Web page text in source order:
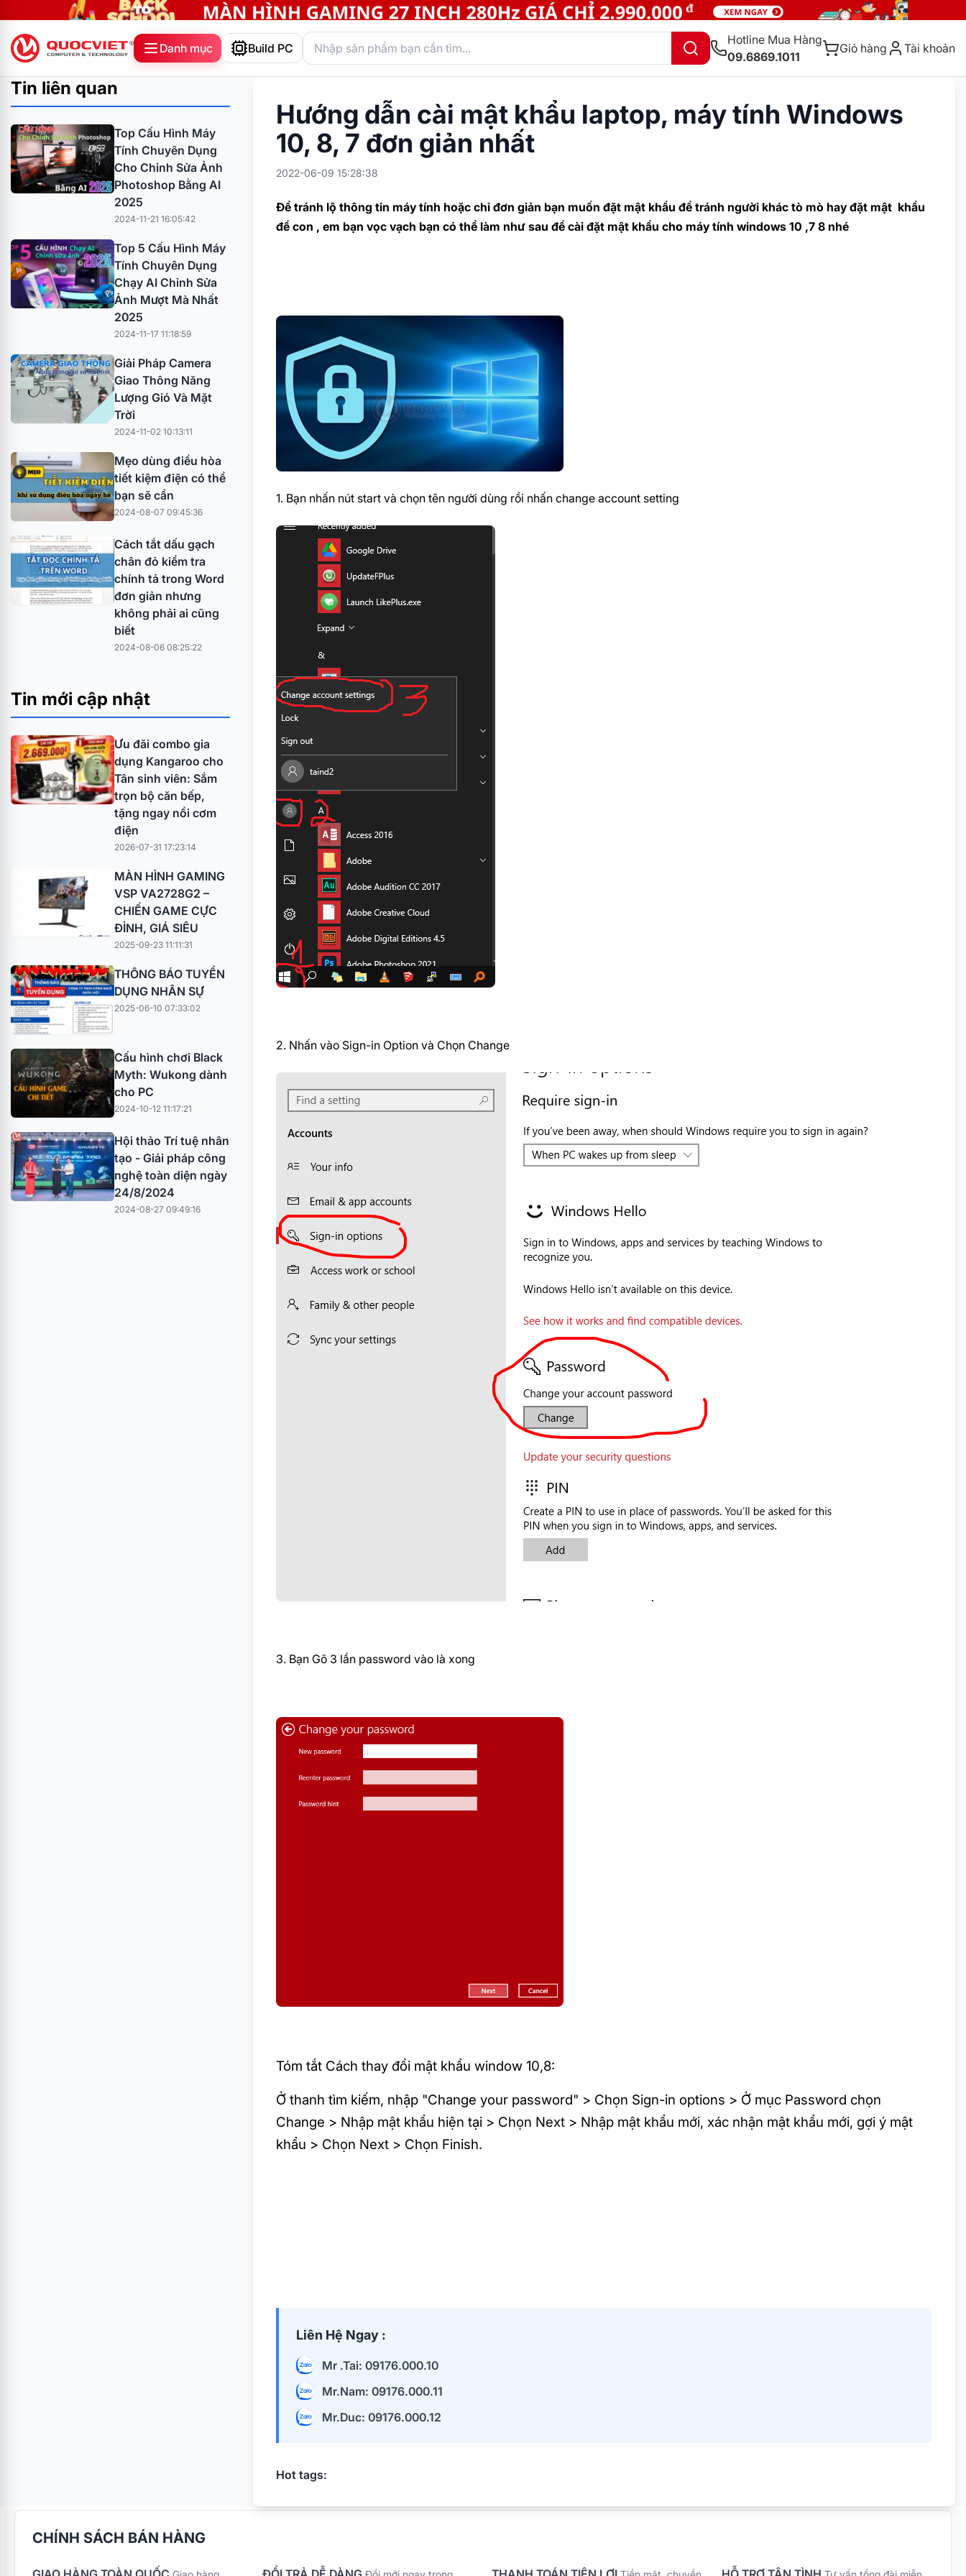
Danh mục Build PC
Hotline Mua Hàng
09.6869.1011
Giỏ hàng Tài khoản
Tin liên quan
Top Cấu Hình Máy
Tính Chuyên Dụng
Cho Chỉnh Sửa Ảnh
Photoshop Bằng AI
2025
2024-11-21 16:05:42
Top 5 Cấu Hình Máy
Tính Chuyên Dụng
Chạy AI Chỉnh Sửa
Ảnh Mượt Mà Nhất
2025
2024-11-17 11:18:59
Giải Pháp Camera
Giao Thông Năng
Lượng Gió Và Mặt
Trời
2024-11-02 10:13:11
Mẹo dùng điều hòa
tiết kiệm điện có thể
bạn sẽ cần
2024-08-07 09:45:36
Cách tắt dấu gạch
chân đỏ kiểm tra
chính tả trong Word
đơn giản nhưng
không phải ai cũng
biết
2024-08-06 08:25:22
Tin mới cập nhật
Ưu đãi combo gia
dụng Kangaroo cho
Tân sinh viên: Sắm
trọn bộ căn bếp,
tặng ngay nồi cơm
điện
2026-07-31 17:23:14
MÀN HÌNH GAMING
VSP VA2728G2 –
CHIẾN GAME CỰC
ĐỈNH, GIÁ SIÊU
2025-09-23 11:11:31
THÔNG BÁO TUYỂN
DỤNG NHÂN SỰ
2025-06-10 07:33:02
Cấu hình chơi Black
Myth: Wukong dành
cho PC
2024-10-12 11:17:21
Hội thảo Trí tuệ nhân
tạo - Giải pháp công
nghệ toàn diện ngày
24/8/2024
2024-08-27 09:49:16
Hướng dẫn cài mật khẩu laptop, máy tính Windows
10, 8, 7 đơn giản nhất
2022-06-09 15:28:38
Để tránh lộ thông tin máy tính hoặc chỉ đơn giản bạn muốn đặt mật khẩu để tránh người khác tò mò hay đặt mật khẩu
để con , em bạn vọc vạch bạn có thể làm như sau để cài đặt mật khẩu cho máy tính windows 10 ,7 8 nhé
1. Bạn nhấn nút start và chọn tên người dùng rồi nhấn change account setting
2. Nhấn vào Sign-in Option và Chọn Change
3. Bạn Gõ 3 lần password vào là xong
Tóm tắt Cách thay đổi mật khẩu window 10,8:
Ở thanh tìm kiếm, nhập "Change your password" > Chọn Sign-in options > Ở mục Password chọn
Change > Nhập mật khẩu hiện tại > Chọn Next > Nhập mật khẩu mới, xác nhận mật khẩu mới, gợi ý mật
khẩu > Chọn Next > Chọn Finish.
Liên Hệ Ngay :
Mr .Tai: 09176.000.10
Mr.Nam: 09176.000.11
Mr.Duc: 09176.000.12
Hot tags:
CHÍNH SÁCH BÁN HÀNG